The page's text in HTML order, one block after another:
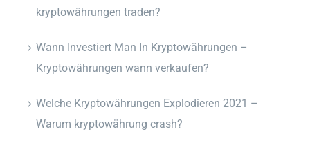
kryptowährungen traden?
Wann Investiert Man In Kryptowährungen –
Kryptowährungen wann verkaufen?
Welche Kryptowährungen Explodieren 2021 –
Warum kryptowährung crash?